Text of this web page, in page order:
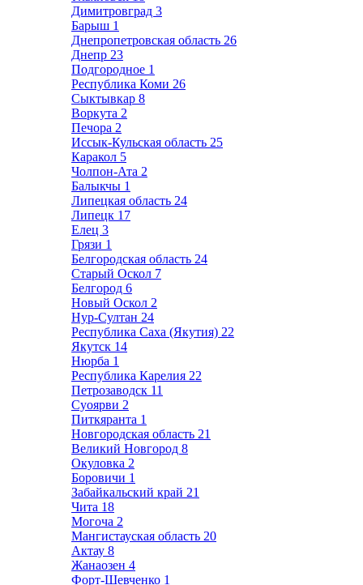
Димитровград 3
Барыш 1
Днепропетровская область 26
Днепр 23
Подгородное 1
Республика Коми 26
Сыктывкар 8
Воркута 2
Печора 2
Иссык-Кульская область 25
Каракол 5
Чолпон-Ата 2
Балыкчы 1
Липецкая область 24
Липецк 17
Елец 3
Грязи 1
Белгородская область 24
Старый Оскол 7
Белгород 6
Новый Оскол 2
Нур-Султан 24
Республика Саха (Якутия) 22
Якутск 14
Нюрба 1
Республика Карелия 22
Петрозаводск 11
Суоярви 2
Питкяранта 1
Новгородская область 21
Великий Новгород 8
Окуловка 2
Боровичи 1
Забайкальский край 21
Чита 18
Могоча 2
Мангистауская область 20
Актау 8
Жанаозен 4
Форт-Шевченко 1